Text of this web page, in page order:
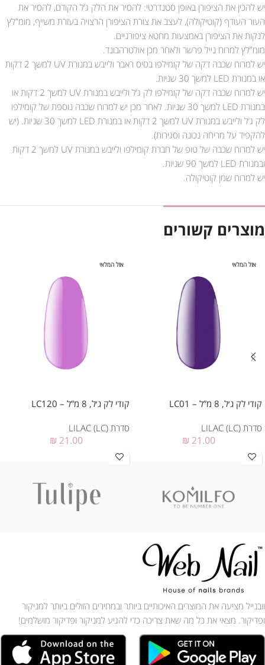
יש להכין את הציפורן באופן סטנדרטי: להסיר את הלק ג’ל הקודם, להסיר את
העור העודף (קוטיקולה), לעצב את צורת הציפורן הרצויה בעזרת משייף, מומ”לץ
לנקות את הציפורן באמצעות מחטא ציפורניים.
מומ”לץ למרוח נייל פרשר ולאחר מכן אולטרהבונד.
יש למרוח שכבה דקה של קומילפו בסיס ראבר ולייבש במנורת UV למשך 2 דקות
או במנורת LED למשך 30 שניות.
יש למרוח שכבה דקה של קומילפו לק ג’ל ולייבש במנורת UV למשך 2 דקות או
במנורת LED למשך 30 שניות. לאחר מכן יש למרוח שכבה נוספת של קומילפו
לק ג’ל ולייבש במנורת UV למשך 2 דקות או במנורת LED למשך 30 שניות. (יש
להקפיד על מריחה נכונה וסגירות).
יש למרוח שכבה של טופ של חברת קומילפו ולייבש במנורת UV למשך 2 דקות
ובמנורת LED למשך 90 שניות.
יש למרוח שמן קוטיקולה.
מוצרים קשורים
אזל המלאי
קודי לק ג׳ל, 8 מ”ל – LC01
סדרת LILAC (LC)
₪ 21.00
אזל המלאי
קודי לק ג׳ל, 8 מ”ל – LC120
סדרת LILAC (LC)
₪ 21.00
וובנייל מציעה את המוצרים האיכותיים ביותר ובמחירים הזולים ביותר למניקור
ופדיקור. מצאי את כל מה שאת צריכה כדי להגיע למניקור ופדיקור מושלמים!